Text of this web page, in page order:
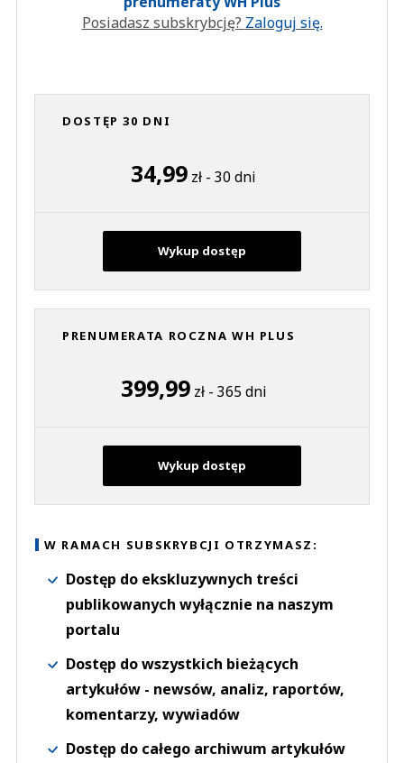
Posiadasz subskrybcję? Zaloguj się.
DOSTĘP 30 DNI
34,99 zł - 30 dni
Wykup dostęp
PRENUMERATA ROCZNA WH PLUS
399,99zł - 365 dni
Wykup dostęp
W RAMACH SUBSKRYBCJI OTRZYMASZ:
Dostęp do ekskluzywnych treści
publikowanych wyłącznie na naszym
portalu
Dostęp do wszystkich bieżących
artykułów - newsów, analiz, raportów,
komentarzy, wywiadów
Dostęp do całego archiwum artykułów